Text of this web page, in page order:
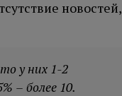
новостей,
у них 1-2
– более 10.